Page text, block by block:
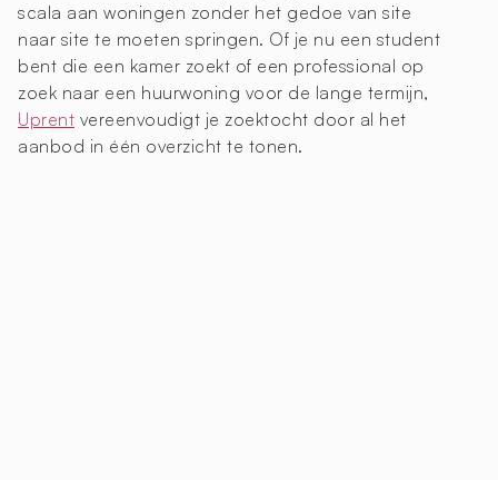
scala aan woningen zonder het gedoe van site
naar site te moeten springen. Of je nu een student
bent die een kamer zoekt of een professional op
zoek naar een huurwoning voor de lange termijn,
Uprent vereenvoudigt je zoektocht door al het
aanbod in één overzicht te tonen.